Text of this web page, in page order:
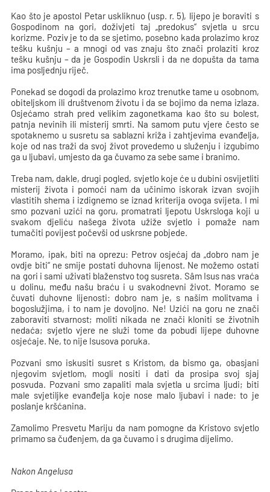
Kao što je apostol Petar uskliknuo (usp. r. 5), lijepo je boraviti s
Gospodinom na gori, doživjeti taj „predokus“ svjetla u srcu
korizme. Poziv je to da se sjetimo, posebno kada prolazimo kroz
tešku kušnju – a mnogi od vas znaju što znači prolaziti kroz
tešku kušnju – da je Gospodin Uskrsli i da ne dopušta da tama
ima posljednju riječ.
Ponekad se dogodi da prolazimo kroz trenutke tame u osobnom,
obiteljskom ili društvenom životu i da se bojimo da nema izlaza.
Osjećamo strah pred velikim zagonetkama kao što su bolest,
patnja nevinih ili misterij smrti. Na samom putu vjere često se
spotaknemo u susretu sa sablazni križa i zahtjevima evanđelja,
koje od nas traži da svoj život provedemo u služenju i izgubimo
ga u ljubavi, umjesto da ga čuvamo za sebe same i branimo.
Treba nam, dakle, drugi pogled, svjetlo koje će u dubini osvijetliti
misterij života i pomoći nam da učinimo iskorak izvan svojih
vlastitih shema i izdignemo se iznad kriterija ovoga svijeta. I mi
smo pozvani uzići na goru, promatrati ljepotu Uskrsloga koji u
svakom djeliću našega života užiže svjetlo i pomaže nam
tumačiti povijest počevši od uskrsne pobjede.
Moramo, ipak, biti na oprezu: Petrov osjećaj da „dobro nam je
ovdje biti“ ne smije postati duhovna lijenost. Ne možemo ostati
na gori i sami uživati blaženstvo tog susreta. Sâm Isus nas vraća
u dolinu, među našu braću i u svakodnevni život. Moramo se
čuvati duhovne lijenosti: dobro nam je, s našim molitvama i
bogoslužjima, i to nam je dovoljno. Ne! Uzići na goru ne znači
zaboraviti stvarnost; moliti nikada ne znači kloniti se životnih
nedaća; svjetlo vjere ne služi tome da pobudi lijepe duhovne
osjećaje. Ne, to nije Isusova poruka.
Pozvani smo iskusiti susret s Kristom, da bismo ga, obasjani
njegovim svjetlom, mogli nositi i dati da prosipa svoj sjaj
posvuda. Pozvani smo zapaliti mala svjetla u srcima ljudi; biti
male svjetiljke evanđelja koje nose malo ljubavi i nade: to je
poslanje kršćanina.
Zamolimo Presvetu Mariju da nam pomogne da Kristovo svjetlo
primamo sa čuđenjem, da ga čuvamo i s drugima dijelimo.
Nakon Angelusa